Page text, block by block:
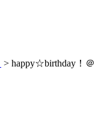
> happy☆birthday！＠